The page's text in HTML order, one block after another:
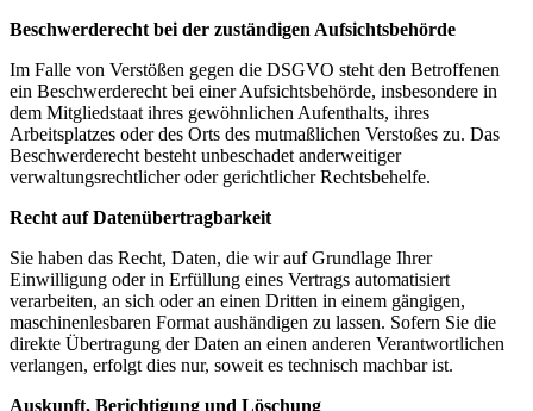
Beschwerderecht bei der zuständigen Aufsichtsbehörde
Im Falle von Verstößen gegen die DSGVO steht den Betroffenen
ein Beschwerderecht bei einer Aufsichtsbehörde, insbesondere in
dem Mitgliedstaat ihres gewöhnlichen Aufenthalts, ihres
Arbeitsplatzes oder des Orts des mutmaßlichen Verstoßes zu. Das
Beschwerderecht besteht unbeschadet anderweitiger
verwaltungsrechtlicher oder gerichtlicher Rechtsbehelfe.
Recht auf Datenübertragbarkeit
Sie haben das Recht, Daten, die wir auf Grundlage Ihrer
Einwilligung oder in Erfüllung eines Vertrags automatisiert
verarbeiten, an sich oder an einen Dritten in einem gängigen,
maschinenlesbaren Format aushändigen zu lassen. Sofern Sie die
direkte Übertragung der Daten an einen anderen Verantwortlichen
verlangen, erfolgt dies nur, soweit es technisch machbar ist.
Auskunft, Berichtigung und Löschung